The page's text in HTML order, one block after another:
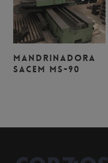
Leer Más
MANDRINADORA
SACEM MS-90